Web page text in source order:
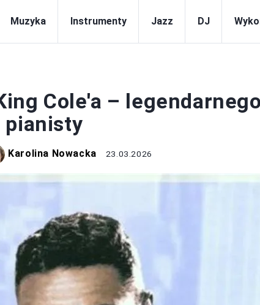
Muzyka Instrumenty Jazz DJ
Cole'a – legendarnego
pianisty
Karolina Nowacka 23.03.2026